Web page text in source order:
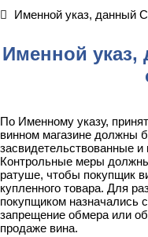
Именной указ, данный
Именной указ,
По Именному указу,
винном магазине должны
засвидетельствованные
Контрольные меры
ратуше, чтобы покупщик
купленного товара. Для
покупщиком назначались
запрещение обмера или
продаже вина.